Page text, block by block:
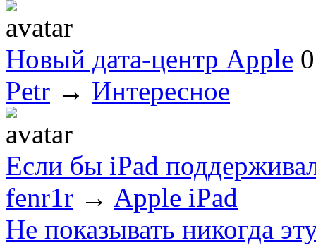
Новый дата-центр Apple 0
Petr → Интересное
Если бы iPad
fenr1r → Apple iPad
Не показывать никогда